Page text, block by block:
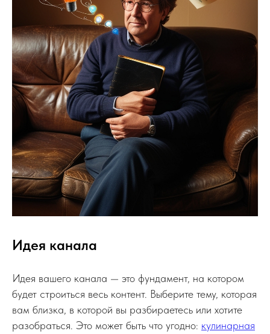
Идея канала
Идея вашего канала — это фундамент, на котором
будет строиться весь контент. Выберите тему, которая
вам близка, в которой вы разбираетесь или хотите
разобраться. Это может быть что угодно: кулинарная